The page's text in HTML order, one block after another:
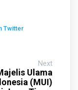
Twitter
Next
Ulama
(MUI)